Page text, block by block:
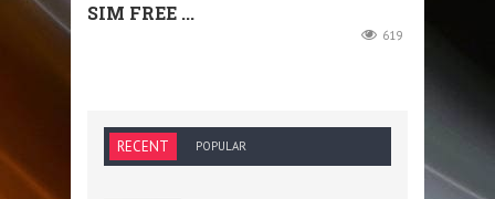
SIM FREE ...
619
RECENT POPULAR